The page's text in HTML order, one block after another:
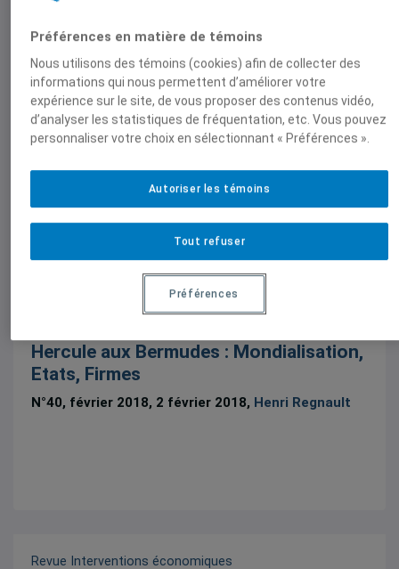
La crise
Fake news à gogo !
La Crise, N° 41, mai 2018, 9 mai 2018,
Regnault
Hercule aux Bermudes : Mondialisation,
Etats, Firmes
N°40, février 2018, 2 février 2018, Henri Regnault
Revue Interventions économiques
Préférences en matière de témoins
Nous utilisons des témoins (cookies) afin de collecter des
informations qui nous permettent d’améliorer votre
expérience sur le site, de vous proposer des contenus vidéo,
d’analyser les statistiques de fréquentation, etc. Vous pouvez
personnaliser votre choix en sélectionnant « Préférences ».
Tout refuser
Autoriser les témoins
Préférences